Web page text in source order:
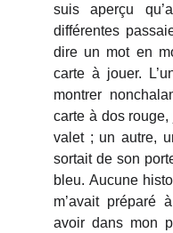
suis aperçu
différentes
dire un mot en
carte à jouer.
montrer
carte à dos rouge,
valet ; un autre,
sortait de son
bleu. Aucune
m’avait préparé
avoir dans mon